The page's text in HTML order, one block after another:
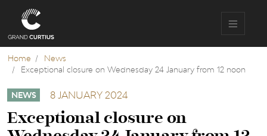
content
Home
News
Exceptional closure on Wednesday 24 January from 12 noon
NEWS 8 JANUARY 2024
Exceptional closure on